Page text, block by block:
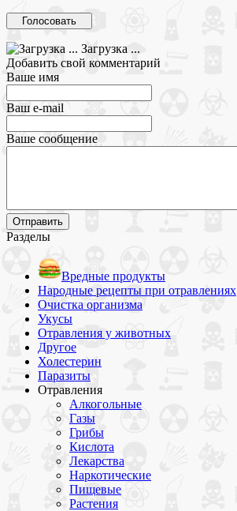
Загрузка ...
Добавить свой комментарий
Ваше имя
Ваш e-mail
Ваше сообщение
Разделы
Вредные продукты
Народные рецепты при отравлениях
Очистка организма
Укусы
Отравления у животных
Другое
Холестерин
Паразиты
Отравления
Алкогольные
Газы
Грибы
Кислота
Лекарства
Наркотические
Пищевые
Растения